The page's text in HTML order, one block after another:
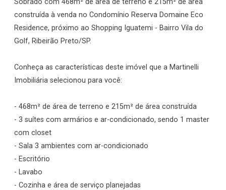
Sobrado com 468m² de área de terreno e 215m² de área
construída à venda no Condomínio Reserva Domaine Eco
Residence, próximo ao Shopping Iguatemi - Bairro Vila do
Golf, Ribeirão Preto/SP.
Conheça as características deste imóvel que a Martinelli
Imobiliária selecionou para você:
- 468m² de área de terreno e 215m² de área construída
- 3 suítes com armários e ar-condicionado, sendo 1 master
com closet
- Sala 3 ambientes com ar-condicionado
- Escritório
- Lavabo
- Cozinha e área de serviço planejadas